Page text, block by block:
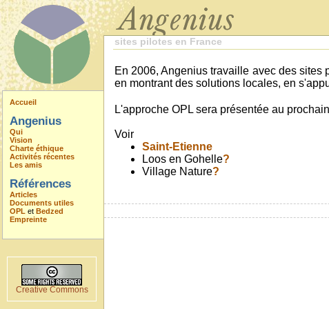
Accueil
Angenius
Qui
Vision
Charte éthique
Activités récentes
Les amis
Références
Articles
Documents utiles
OPL et Bedzed
Empreinte
Creative Commons
sites pilotes en France
En 2006, Angenius travaille avec des
en montrant des solutions locales, en
L'approche OPL sera présentée au
Voir
Saint-Etienne
Loos en Gohelle?
Village Nature?